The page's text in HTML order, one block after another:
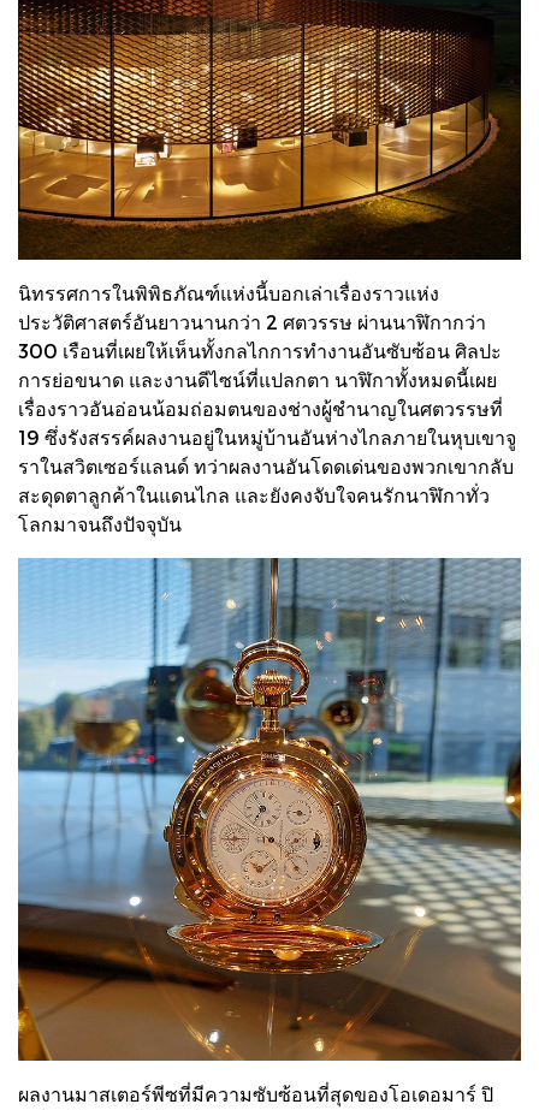
นิทรรศการในพิพิธภัณฑ์แห่งนี้บอกเล่าเรื่องราวแห่ง
ประวัติศาสตร์อันยาวนานกว่า 2 ศตวรรษ ผ่านนาฬิกากว่า
300 เรือนที่เผยให้เห็นทั้งกลไกการทำงานอันซับซ้อน ศิลปะ
การย่อขนาด และงานดีไซน์ที่แปลกตา นาฬิกาทั้งหมดนี้เผย
เรื่องราวอันอ่อนน้อมถ่อมตนของช่างผู้ชำนาญในศตวรรษที่
19 ซึ่งรังสรรค์ผลงานอยู่ในหมู่บ้านอันห่างไกลภายในหุบเขาจู
ราในสวิตเซอร์แลนด์ ทว่าผลงานอันโดดเด่นของพวกเขากลับ
สะดุดตาลูกค้าในแดนไกล และยังคงจับใจคนรักนาฬิกาทั่ว
โลกมาจนถึงปัจจุบัน
ผลงานมาสเตอร์พีซที่มีความซับซ้อนที่สุดของโอเดอมาร์ ปิ